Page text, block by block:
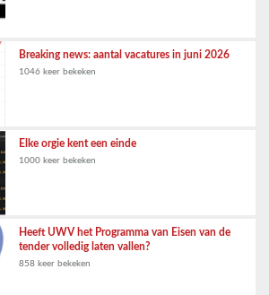
Breaking news: aantal vacatures in juni 2026
1046 keer bekeken
Elke orgie kent een einde
1000 keer bekeken
Heeft UWV het Programma van Eisen van de
tender volledig laten vallen?
858 keer bekeken